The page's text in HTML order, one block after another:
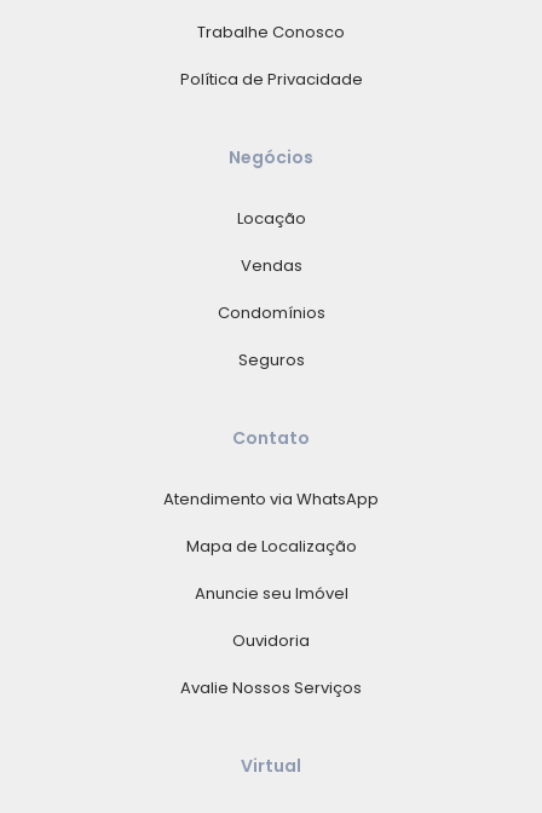
Trabalhe Conosco
Política de Privacidade
Negócios
Locação
Vendas
Condomínios
Seguros
Contato
Atendimento via WhatsApp
Mapa de Localização
Anuncie seu Imóvel
Ouvidoria
Avalie Nossos Serviços
Virtual